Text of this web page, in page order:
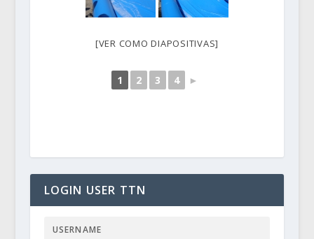
[VER COMO DIAPOSITIVAS]
1 2 3 4 ►
LOGIN USER TTN